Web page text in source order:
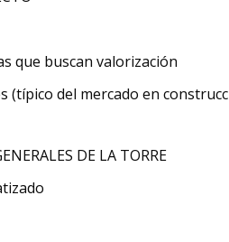
que buscan valorización
(típico del mercado en
DE LA TORRE